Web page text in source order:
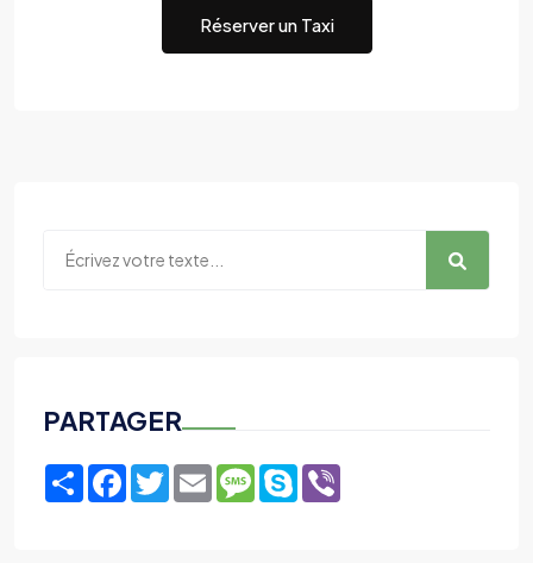
Réserver un Taxi
PARTAGER
ShareFacebook
TwitterEmailMessage
Skype